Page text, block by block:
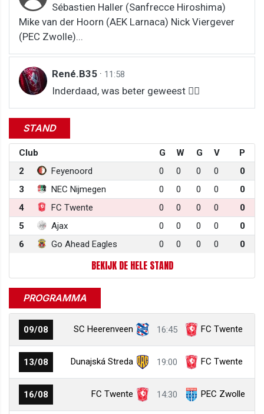
Sébastien Haller (Sanfrecce Hiroshima)
Mike van der Hoorn (AEK Larnaca) Nick Viergever
(PEC Zwolle)...
René.B35 · 11:58
Inderdaad, was beter geweest 👌🏻
STAND
Club G W G V
P
2
Feyenoord 0 0 0 0
0
3
NEC Nijmegen 0 0 0 0
0
4
FC Twente 0 0 0 0
0
5
Ajax 0 0 0 0
0
6
Go Ahead Eagles 0 0 0 0 0
BEKIJK DE HELE STAND
PROGRAMMA
09/08 SC Heerenveen 16:45 FC Twente
13/08 Dunajská Streda 19:00 FC Twente
16/08 FC Twente 14:30 PEC Zwolle